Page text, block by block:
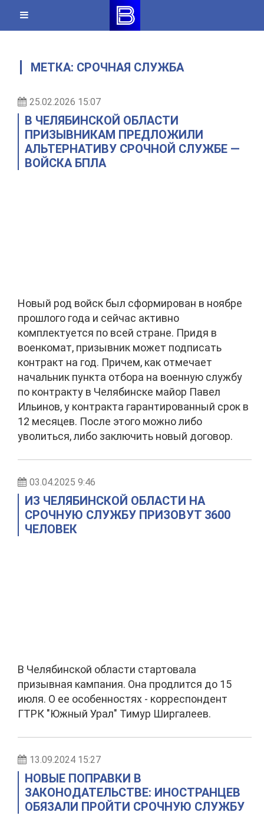
content
МЕТКА: СРОЧНАЯ СЛУЖБА
25.02.2026 15:07
В ЧЕЛЯБИНСКОЙ ОБЛАСТИ
ПРИЗЫВНИКАМ ПРЕДЛОЖИЛИ
АЛЬТЕРНАТИВУ СРОЧНОЙ СЛУЖБЕ —
ВОЙСКА БПЛА
Новый род войск был сформирован в ноябре
прошлого года и сейчас активно
комплектуется по всей стране. Придя в
военкомат, призывник может подписать
контракт на год. Причем, как отмечает
начальник пункта отбора на военную службу
по контракту в Челябинске майор Павел
Ильинов, у контракта гарантированный срок в
12 месяцев. После этого можно либо
уволиться, либо заключить новый договор.
03.04.2025 9:46
ИЗ ЧЕЛЯБИНСКОЙ ОБЛАСТИ НА
СРОЧНУЮ СЛУЖБУ ПРИЗОВУТ 3600
ЧЕЛОВЕК
В Челябинской области стартовала
призывная кампания. Она продлится до 15
июля. О ее особенностях - корреспондент
ГТРК "Южный Урал" Тимур Ширгалеев.
13.09.2024 15:27
НОВЫЕ ПОПРАВКИ В
ЗАКОНОДАТЕЛЬСТВЕ: ИНОСТРАНЦЕВ
ОБЯЗАЛИ ПРОЙТИ СРОЧНУЮ СЛУЖБУ